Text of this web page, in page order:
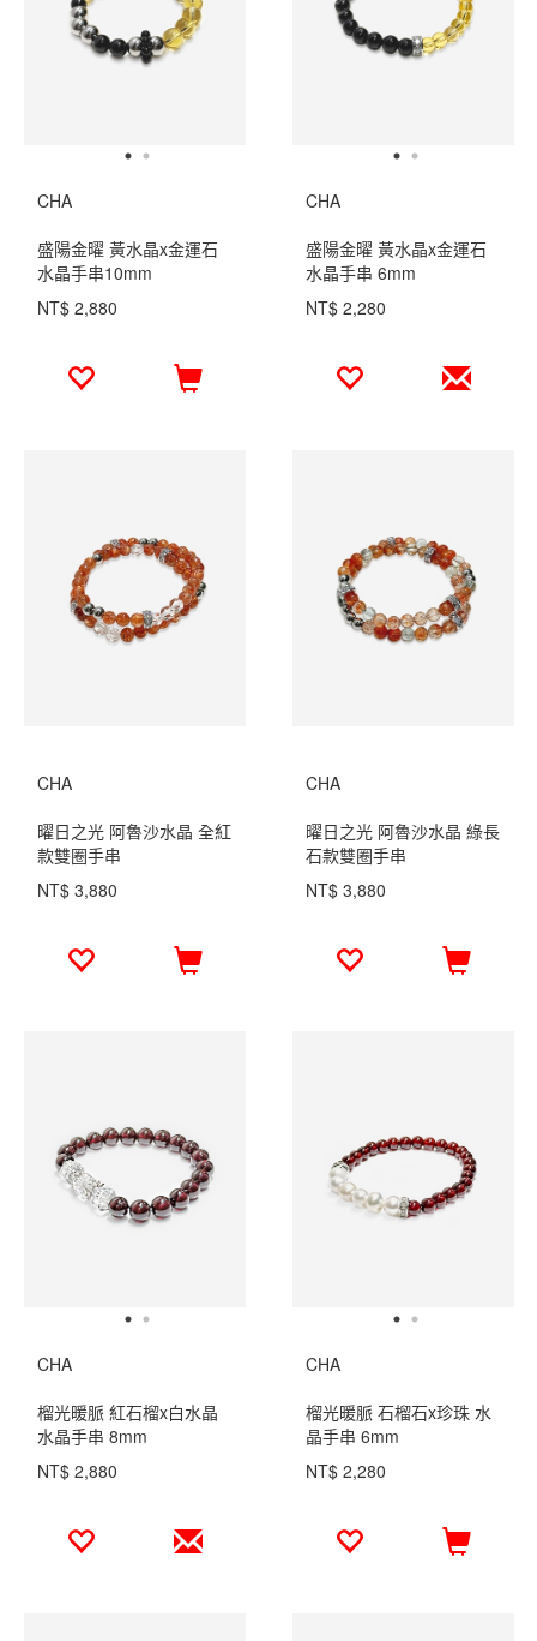
CHA
盛陽金曜 黃水晶x金運石
水晶手串10mm
NT$ 2,880
CHA
盛陽金曜 黃水晶x金運石
水晶手串 6mm
NT$ 2,280
CHA
曜日之光 阿魯沙水晶 全紅
款雙圈手串
NT$ 3,880
CHA
曜日之光 阿魯沙水晶 綠長
石款雙圈手串
NT$ 3,880
CHA
榴光暖脈 紅石榴x白水晶
水晶手串 8mm
NT$ 2,880
CHA
榴光暖脈 石榴石x珍珠 水
晶手串 6mm
NT$ 2,280